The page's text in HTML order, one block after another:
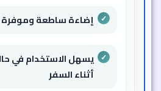
إضاءة ساطعة وموفرة
يسهل الاستخدام في
أثناء السفر